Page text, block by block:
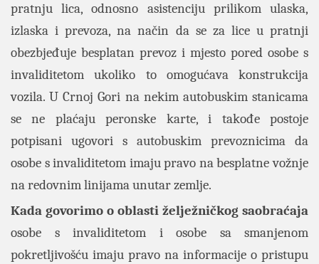
pratnju lica, odnosno asistenciju prilikom ulaska,
izlaska i prevoza, na način da se za lice u pratnji
obezbjeđuje besplatan prevoz i mjesto pored osobe s
invaliditetom ukoliko to omogućava konstrukcija
vozila. U Crnoj Gori na nekim autobuskim stanicama
se ne plaćaju peronske karte, i takođe postoje
potpisani ugovori s autobuskim prevoznicima da
osobe s invaliditetom imaju pravo na besplatne vožnje
na redovnim linijama unutar zemlje.
Kada govorimo o oblasti želježničkog saobraćaja
osobe s invaliditetom i osobe sa smanjenom
pokretljivošću imaju pravo na informacije o pristupu